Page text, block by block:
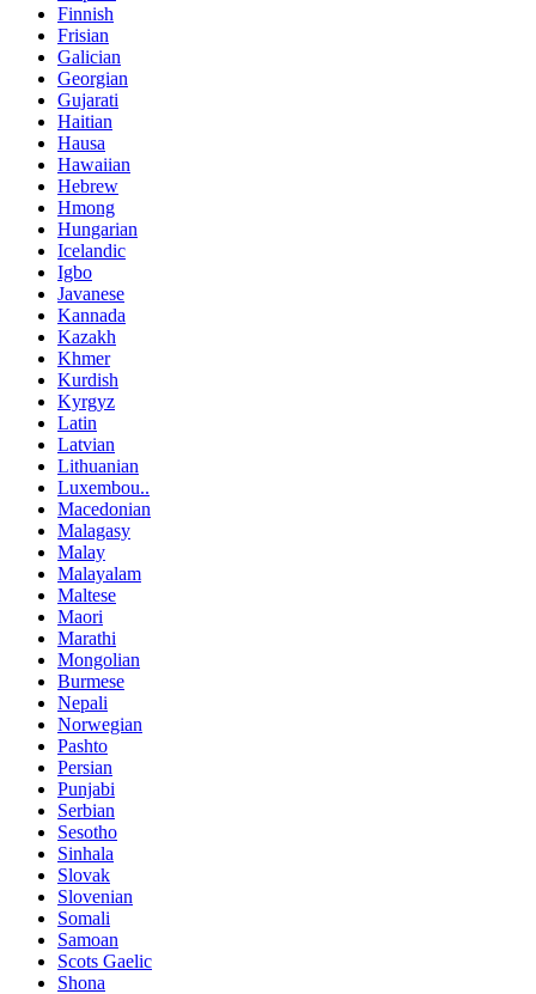
Finnish
Frisian
Galician
Georgian
Gujarati
Haitian
Hausa
Hawaiian
Hebrew
Hmong
Hungarian
Icelandic
Igbo
Javanese
Kannada
Kazakh
Khmer
Kurdish
Kyrgyz
Latin
Latvian
Lithuanian
Luxembou..
Macedonian
Malagasy
Malay
Malayalam
Maltese
Maori
Marathi
Mongolian
Burmese
Nepali
Norwegian
Pashto
Persian
Punjabi
Serbian
Sesotho
Sinhala
Slovak
Slovenian
Somali
Samoan
Scots Gaelic
Shona